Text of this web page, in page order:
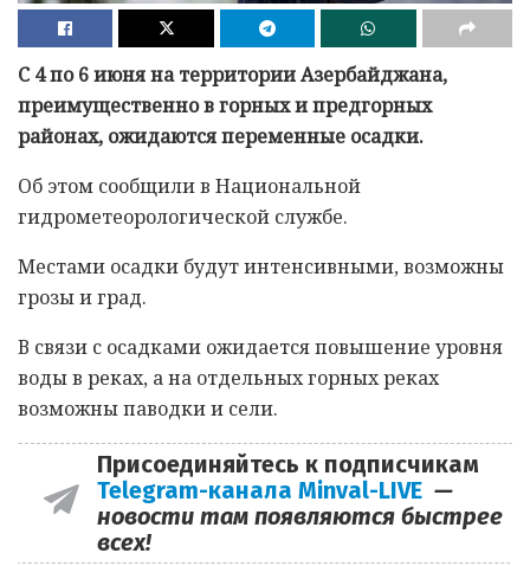
С 4 по 6 июня на территории Азербайджана,
преимущественно в горных и предгорных
районах, ожидаются переменные осадки.
Об этом сообщили в Национальной
гидрометеорологической службе.
Местами осадки будут интенсивными, возможны
грозы и град.
В связи с осадками ожидается повышение уровня
воды в реках, а на отдельных горных реках
возможны паводки и сели.
Присоединяйтесь к подписчикам
Telegram-канала Minval-LIVE —
новости там появляются быстрее
всех!